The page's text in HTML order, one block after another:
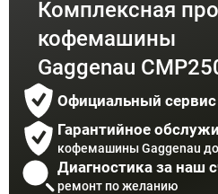
Комплексная
кофемашины
Gaggenau
Официальный сервис
Гарантийное
кофемашины Gaggenau
Диагностика за наш
ремонт по желанию